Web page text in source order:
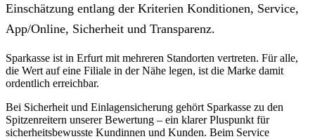
Einschätzung entlang der Kriterien Konditionen, Service,
App/Online, Sicherheit und Transparenz.
Sparkasse ist in Erfurt mit mehreren Standorten vertreten. Für alle,
die Wert auf eine Filiale in der Nähe legen, ist die Marke damit
ordentlich erreichbar.
Bei Sicherheit und Einlagensicherung gehört Sparkasse zu den
Spitzenreitern unserer Bewertung – ein klarer Pluspunkt für
sicherheitsbewusste Kundinnen und Kunden. Beim Service